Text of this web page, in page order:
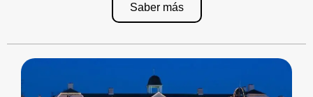
Saber más